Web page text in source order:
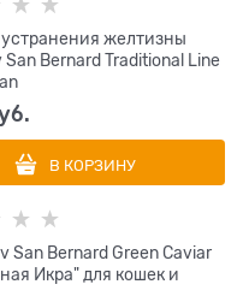
желтизны
Bernard Traditional Line
В КОРЗИНУ
San Bernard Green Caviar
Икра" для кошек и